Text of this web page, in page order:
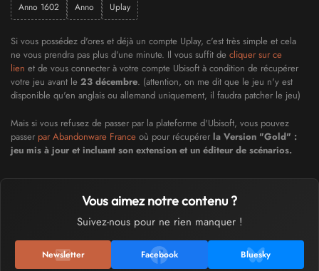
Anno 1602 Anno Uplay
Si vous possédez d'ores et déjà un compte Uplay, c'est très simple et cela
ne vous prendra pas plus d'une minute. Il vous suffit de cliquer sur ce
lien et de vous connecter à votre compte Ubisoft à condition de récupérer
votre jeu avant le 23 décembre. (attention, on me dit que le jeu n'y est
disponible qu'en anglais ou allemand uniquement, il faudra patcher le jeu)
Mais si vous refusez de passer par la plateforme d'Ubisoft, vous pouvez
passer par Abandonware France où pour récupérer la Version "Gold" :
jeu mis à jour et incluant son extension et un éditeur de scénarios.
Vous aimez notre contenu ?
Suivez-nous pour ne rien manquer !
Newsletter Facebook Bluesky